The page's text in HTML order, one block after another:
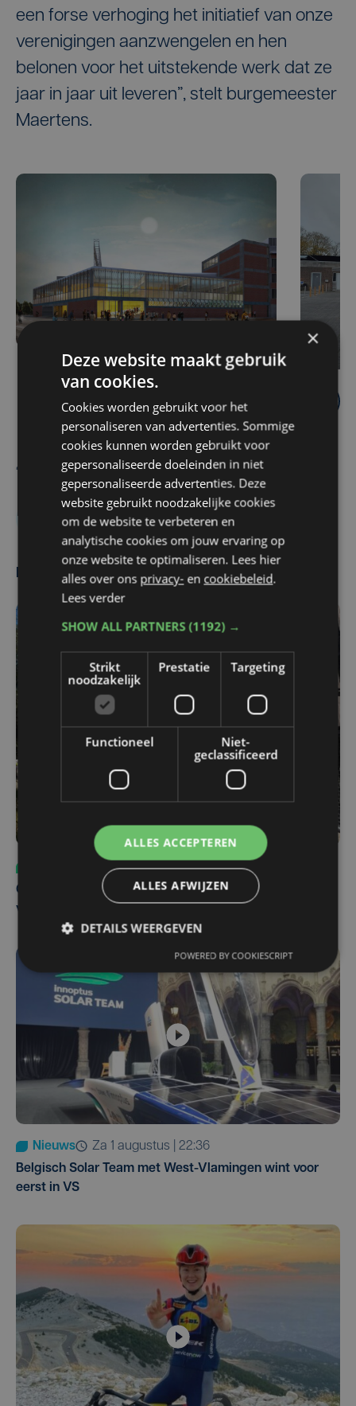
een forse verhoging het initiatief van onze
verenigingen aanzwengelen en hen
belonen voor het uitstekende werk dat ze
jaar in jaar uit leveren”, stelt burgemeester
Maertens.
Kate Baert
Energiecrisis
Meest gelezen
ma 3 augustus | 17:39
Champions League leeft in Oostende: lange wachtrij
voor tickets Union - Bodø/Glimt
Nieuws
za 1 augustus | 22:36
Belgisch Solar Team met West-Vlamingen wint voor
eerst in VS
×
Deze website maakt gebruik
van cookies.
Cookies worden gebruikt voor het
personaliseren van advertenties. Sommige
cookies kunnen worden gebruikt voor
gepersonaliseerde doeleinden in niet
gepersonaliseerde advertenties. Deze
website gebruikt noodzakelijke cookies
om de website te verbeteren en
analytische cookies om jouw ervaring op
onze website te optimaliseren. Lees hier
alles over ons privacy- en cookiebeleid.
Lees verder
SHOW ALL PARTNERS(1192) →
Strikt
noodzakelijk
Prestatie Targeting
Functioneel
Niet-
geclassificeerd
ALLES ACCEPTEREN
ALLES AFWIJZEN
DETAILS WEERGEVEN
POWERED BY COOKIESCRIPT